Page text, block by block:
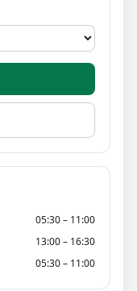
05:30 – 11:00
13:00 – 16:30
05:30 – 11:00